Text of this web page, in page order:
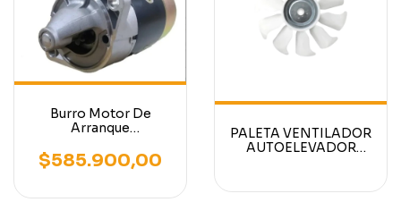
Burro Motor De
Arranque
Motor Nafta H15,
H20-2 HELI
$585.900,00
PALETA VENTILADOR
AUTOELEVADOR